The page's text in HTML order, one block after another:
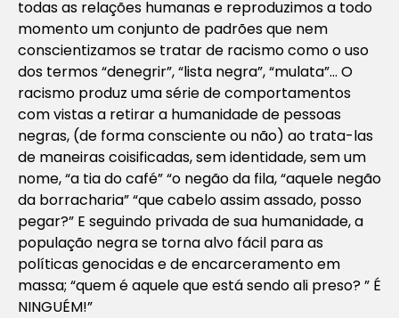
todas as relações humanas e reproduzimos a todo
momento um conjunto de padrões que nem
conscientizamos se tratar de racismo como o uso
dos termos “denegrir”, “lista negra”, “mulata”… O
racismo produz uma série de comportamentos
com vistas a retirar a humanidade de pessoas
negras, (de forma consciente ou não) ao trata-las
de maneiras coisificadas, sem identidade, sem um
nome, “a tia do café” “o negão da fila, “aquele negão
da borracharia” “que cabelo assim assado, posso
pegar?” E seguindo privada de sua humanidade, a
população negra se torna alvo fácil para as
políticas genocidas e de encarceramento em
massa; “quem é aquele que está sendo ali preso? ” É
NINGUÉM!”